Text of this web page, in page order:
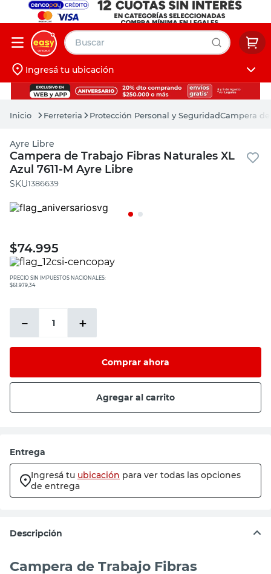
Buscar
Iniciá sesión
Ingresá tu ubicación
Ferreteria Protección Personal y SeguridadCampera
Ayre Libre
Campera de Trabajo Fibras Naturales XL
Azul 7611-M Ayre Libre
:1386639
$74.995
PRECIO SIN IMPUESTOS NACIONALES:
$61.979,34
＋
－
Comprar ahora
Agregar al carrito
Entrega
Ingresá tu ubicación para ver todas las opciones
de entrega
Descripción
Campera de Trabajo Fibras
muebles
pintura
escritorio
puertas
placard